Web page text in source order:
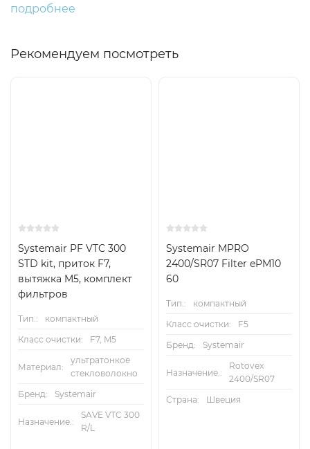
Технические характеристики
Направление воздуха
Поставка;
Извлечь
Вес 0,9
подробнее
Рекомендуем посмотреть
Systemair PF VTC 300
STD kit, приток F7,
вытяжка M5, комплект
фильтров
Тип.:
компактный
Класс очистки:
F7, M5
Материал:
ультратонкое
стекловолокно
Бренд:
Systemair
Назначение.:
SAVE VTC 300
R/L
Systemair MPRO
2400/SR07 Filter ePM10
60
Тип.:
компактный
Класс очистки:
F5
Бренд:
Systemair
Назначение.:
Rotovex
2400/SR07
Страна:
Швеция